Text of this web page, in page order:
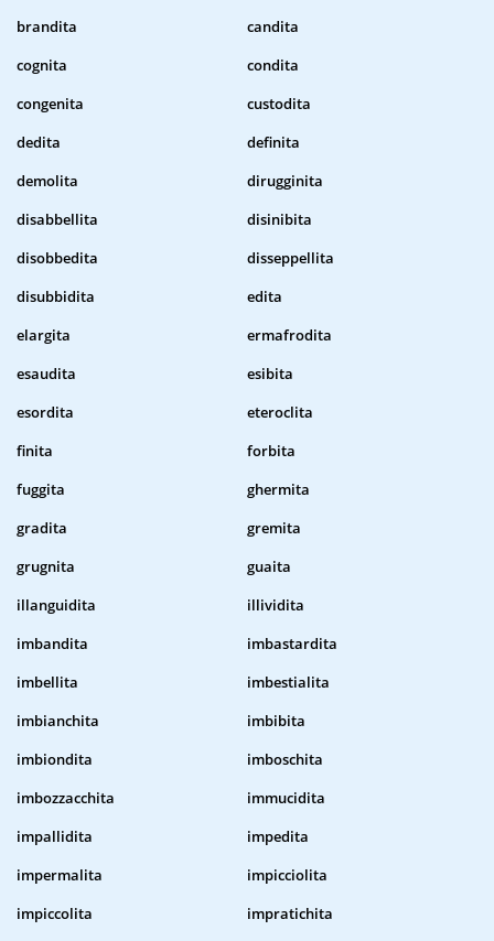
brandita
candita
cognita
condita
congenita
custodita
dedita
definita
demolita
dirugginita
disabbellita
disinibita
disobbedita
disseppellita
disubbidita
edita
elargita
ermafrodita
esaudita
esibita
esordita
eteroclita
finita
forbita
fuggita
ghermita
gradita
gremita
grugnita
guaita
illanguidita
illividita
imbandita
imbastardita
imbellita
imbestialita
imbianchita
imbibita
imbiondita
imboschita
imbozzacchita
immucidita
impallidita
impedita
impermalita
impicciolita
impiccolita
impratichita